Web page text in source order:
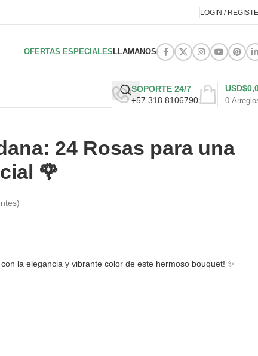
LOGIN /
OFERTAS ESPECIALES LLAMANOS
SOPORTE 24/7
+57 318 8106790
0
USD$
24 Rosas para una
🌹
la elegancia y vibrante color de este hermoso bouquet! ✨